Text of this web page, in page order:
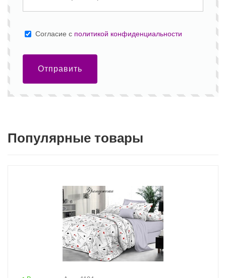
Cогласие с политикой конфиденциальности
Отправить
Популярные товары